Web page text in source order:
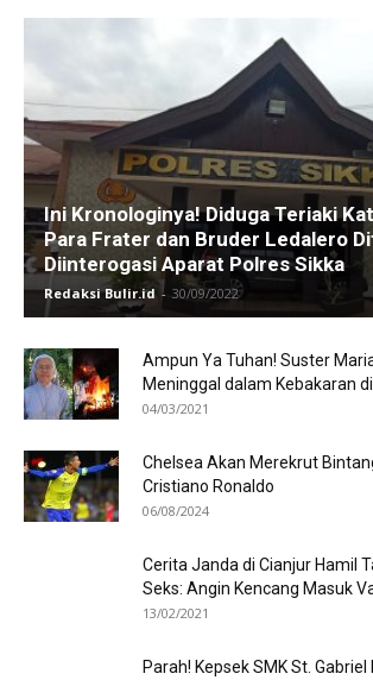
Ini Kronologinya! Diduga Teriaki
Para Frater dan Bruder Ledalero
Diinterogasi Aparat Polres Sikka
Redaksi Bulir.id - 30/09/2022
Ampun Ya Tuhan! Suster
Meninggal dalam Kebakaran
04/03/2021
Chelsea Akan Merekrut
Cristiano Ronaldo
06/08/2024
Cerita Janda di Cianjur Hamil
Seks: Angin Kencang Masuk
13/02/2021
Parah! Kepsek SMK St.